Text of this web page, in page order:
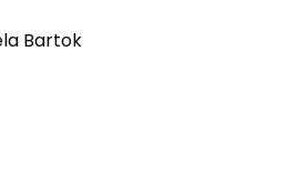
Bartok